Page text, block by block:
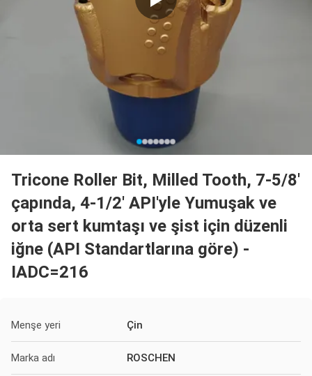
Tricone Roller Bit, Milled Tooth, 7-5/8'
çapında, 4-1/2' API'yle Yumuşak ve
orta sert kumtaşı ve şist için düzenli
iğne (API Standartlarına göre) -
IADC=216
Menşe yeri Çin
Marka adı ROSCHEN